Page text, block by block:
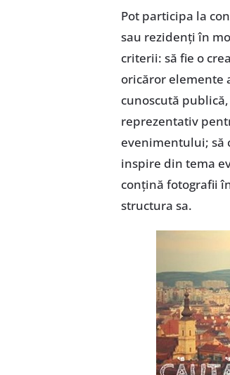
Pot participa la
sau rezidenţi în
criterii: să fie o
oricăror elemente
cunoscută
reprezentativ
evenimentului; să
inspire din tema
conţină fotografii
structura sa.